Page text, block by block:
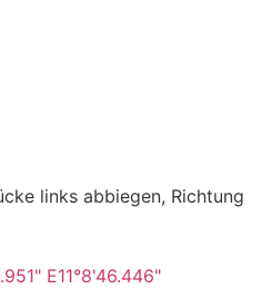
links abbiegen, Richtung
E11°8'46.446"